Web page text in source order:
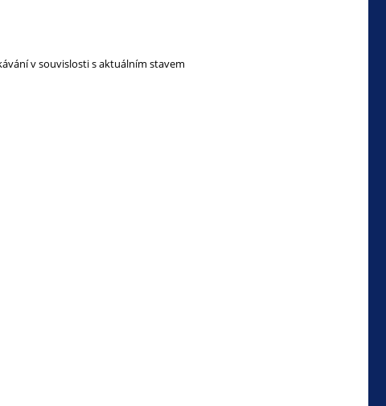
v souvislosti s aktuálním stavem